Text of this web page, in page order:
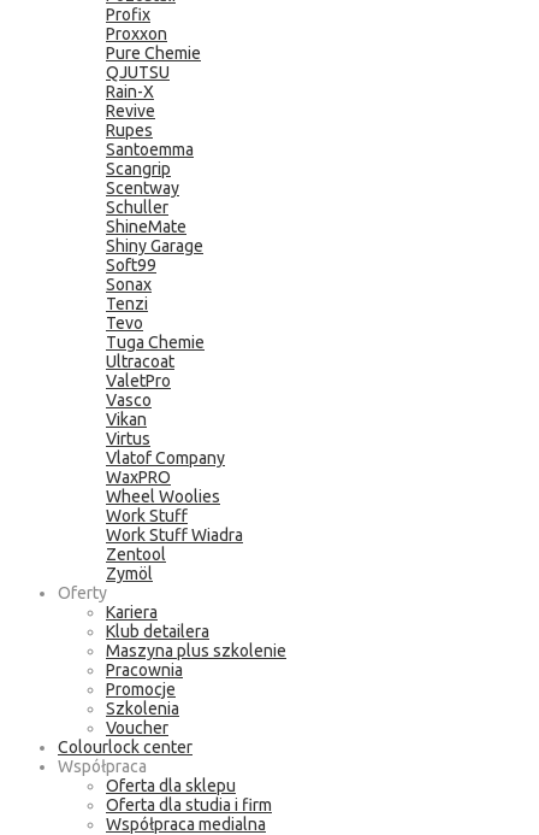
Profix
Proxxon
Pure Chemie
QJUTSU
Rain-X
Revive
Rupes
Santoemma
Scangrip
Scentway
Schuller
ShineMate
Shiny Garage
Soft99
Sonax
Tenzi
Tevo
Tuga Chemie
Ultracoat
ValetPro
Vasco
Vikan
Virtus
Vlatof Company
WaxPRO
Wheel Woolies
Work Stuff
Work Stuff Wiadra
Zentool
Zymöl
Oferty
Kariera
Klub detailera
Maszyna plus szkolenie
Pracownia
Promocje
Szkolenia
Voucher
Colourlock center
Współpraca
Oferta dla sklepu
Oferta dla studia i firm
Współpraca medialna